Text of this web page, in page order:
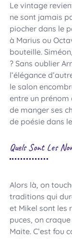
Le vintage
ne sont jamais
piocher dans le
à Marius ou
bouteille.
? Sans oublier
l’élégance
le salon
entre un prénom
de manger ses
de poésie dans
Quels Sont Les
Alors là, on
traditions qui
et Mikel sont les
puces, on
Maite. C’est fou